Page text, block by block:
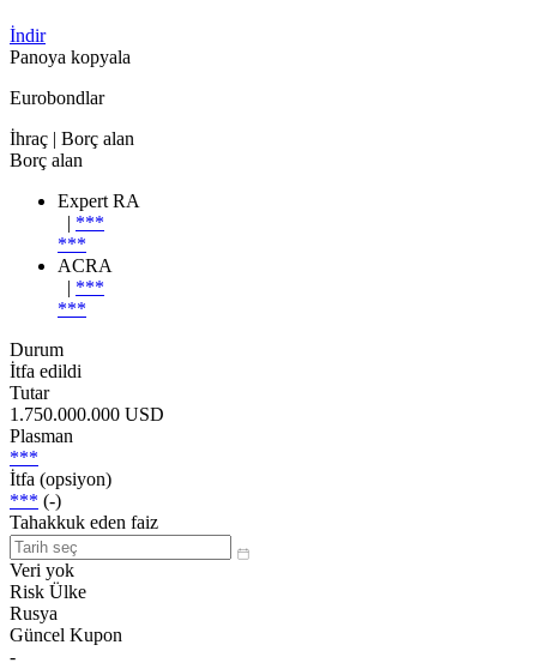
İndir
Panoya kopyala
Eurobondlar
İhraç | Borç alan
Borç alan
Expert RA
| ***
***
ACRA
| ***
***
Durum
İtfa edildi
Tutar
1.750.000.000 USD
Plasman
***
İtfa (opsiyon)
*** (-)
Tahakkuk eden faiz
Veri yok
Risk Ülke
Rusya
Güncel Kupon
-